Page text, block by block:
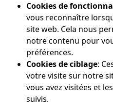
Cookies de
vous reconnaître
site web. Cela nous
notre contenu pour
préférences.
Cookies de ciblage:
votre visite sur notre
vous avez visitées et
suivis.